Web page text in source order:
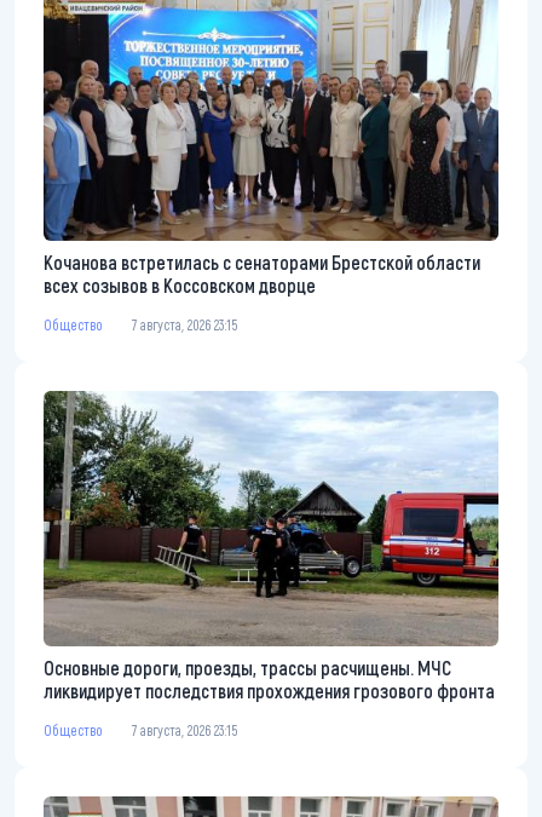
Кочанова встретилась с сенаторами Брестской области
всех созывов в Коссовском дворце
Общество 7 августа, 2026 23:15
Основные дороги, проезды, трассы расчищены. МЧС
ликвидирует последствия прохождения грозового фронта
Общество 7 августа, 2026 23:15